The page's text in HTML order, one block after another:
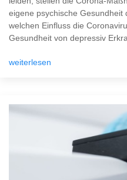
eigene psychische Gesundheit
welchen Einfluss die
Gesundheit von depressiv
weiterlesen